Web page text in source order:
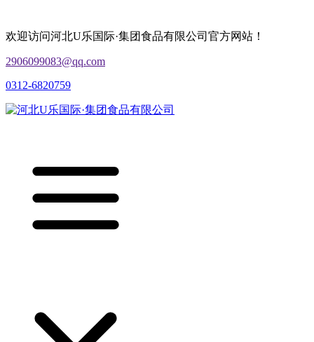
欢迎访问河北U乐国际·集团食品有限公司官方网站！
2906099083@qq.com
0312-6820759